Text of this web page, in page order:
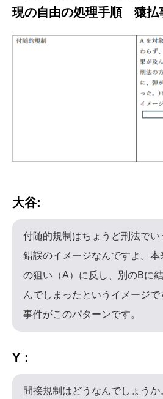
現の自由の処理手順 猿払
大谷:
付随的規制はちょうど刑法でい
錯誤のイメージなんですよ。本
の狙い（A）に反し、別のBに
んでしまったというイメージで
事件がこのパターンです。
Y：
間接規制はどうなんでしょうか